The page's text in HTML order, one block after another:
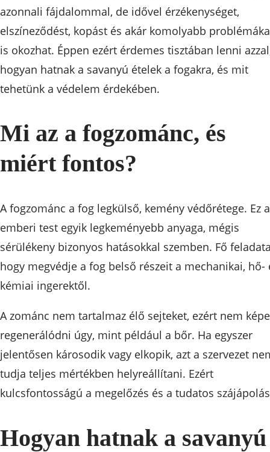
azonnali fájdalommal, de idővel érzékenységet,
elszíneződést, kopást és akár komolyabb
is okozhat. Éppen ezért érdemes tisztában lenni
hogyan hatnak a savanyú ételek a fogakra, és mit
tehetünk a védelem érdekében.
Mi az a fogzománc, és
miért fontos?
A fogzománc a fog legkülső, kemény védőrétege. Ez
emberi test egyik legkeményebb anyaga, mégis
sérülékeny bizonyos hatásokkal szemben. Fő
hogy megvédje a fog belső részeit a mechanikai, hő-
kémiai ingerektől.
A zománc nem tartalmaz élő sejteket, ezért nem
regenerálódni úgy, mint például a bőr. Ha egyszer
jelentősen károsodik vagy elkopik, azt a szervezet
tudja teljes mértékben helyreállítani. Ezért
kulcsfontosságú a megelőzés és a tudatos
Hogyan hatnak a savanyú